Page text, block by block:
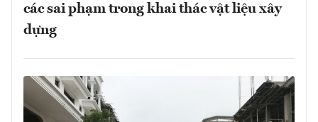
các sai phạm trong khai thác vật liệu xây
dựng